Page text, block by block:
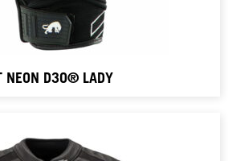
NEON D3O® LADY